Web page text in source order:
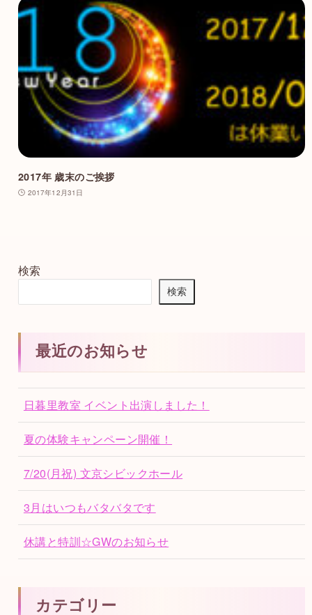
2017年 歳末のご挨拶
2017年12月31日
検索
検索
最近のお知らせ
日暮里教室 イベント出演しました！
夏の体験キャンペーン開催！
7/20(月祝) 文京シビックホール
3月はいつもバタバタです
休講と特訓☆GWのお知らせ
カテゴリー